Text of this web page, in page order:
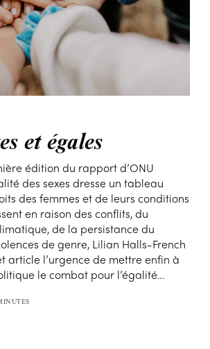
et égales
édition du rapport d’ONU
des sexes dresse un tableau
des femmes et de leurs conditions
en raison des conflits, du
de la persistance du
de genre, Lilian Halls-French
article l’urgence de mettre enfin à
le combat pour l’égalité…